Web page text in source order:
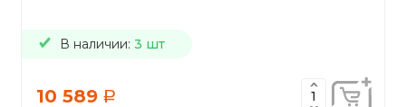
В наличии: 3 шт
10 589 a